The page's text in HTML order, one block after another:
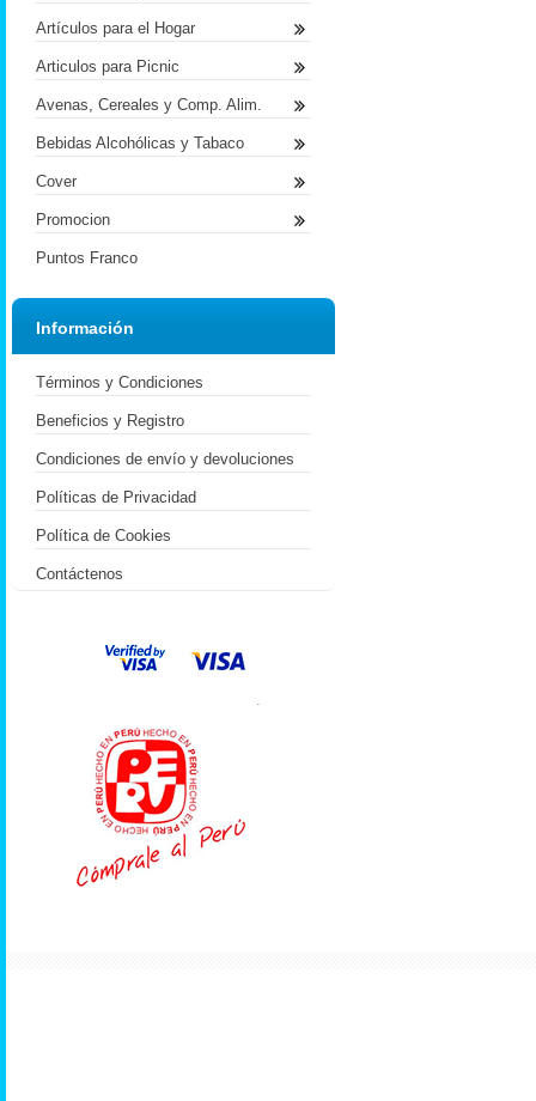
Artículos para el Hogar
Articulos para Picnic
Avenas, Cereales y Comp. Alim.
Bebidas Alcohólicas y Tabaco
Cover
Promocion
Puntos Franco
Información
Términos y Condiciones
Beneficios y Registro
Condiciones de envío y devoluciones
Políticas de Privacidad
Política de Cookies
Contáctenos
.